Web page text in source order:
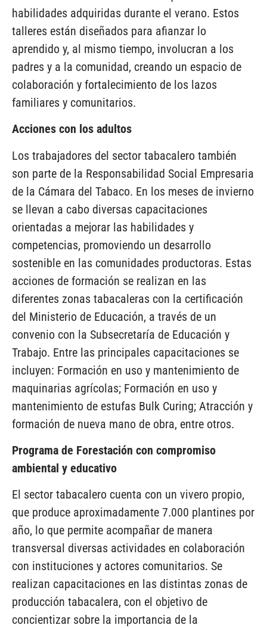
habilidades adquiridas durante el verano. Estos
talleres están diseñados para afianzar lo
aprendido y, al mismo tiempo, involucran a los
padres y a la comunidad, creando un espacio de
colaboración y fortalecimiento de los lazos
familiares y comunitarios.
Acciones con los adultos
Los trabajadores del sector tabacalero también
son parte de la Responsabilidad Social Empresaria
de la Cámara del Tabaco. En los meses de invierno
se llevan a cabo diversas capacitaciones
orientadas a mejorar las habilidades y
competencias, promoviendo un desarrollo
sostenible en las comunidades productoras. Estas
acciones de formación se realizan en las
diferentes zonas tabacaleras con la certificación
del Ministerio de Educación, a través de un
convenio con la Subsecretaría de Educación y
Trabajo. Entre las principales capacitaciones se
incluyen: Formación en uso y mantenimiento de
maquinarias agrícolas; Formación en uso y
mantenimiento de estufas Bulk Curing; Atracción y
formación de nueva mano de obra, entre otros.
Programa de Forestación con compromiso
ambiental y educativo
El sector tabacalero cuenta con un vivero propio,
que produce aproximadamente 7.000 plantines por
año, lo que permite acompañar de manera
transversal diversas actividades en colaboración
con instituciones y actores comunitarios. Se
realizan capacitaciones en las distintas zonas de
producción tabacalera, con el objetivo de
concientizar sobre la importancia de la